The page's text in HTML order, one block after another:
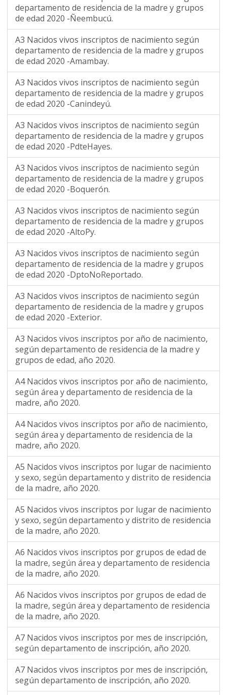
departamento de residencia de la madre y grupos
de edad 2020 -Ñeembucú.
A3 Nacidos vivos inscriptos de nacimiento según
departamento de residencia de la madre y grupos
de edad 2020 -Amambay.
A3 Nacidos vivos inscriptos de nacimiento según
departamento de residencia de la madre y grupos
de edad 2020 -Canindeyú.
A3 Nacidos vivos inscriptos de nacimiento según
departamento de residencia de la madre y grupos
de edad 2020 -PdteHayes.
A3 Nacidos vivos inscriptos de nacimiento según
departamento de residencia de la madre y grupos
de edad 2020 -Boquerón.
A3 Nacidos vivos inscriptos de nacimiento según
departamento de residencia de la madre y grupos
de edad 2020 -AltoPy.
A3 Nacidos vivos inscriptos de nacimiento según
departamento de residencia de la madre y grupos
de edad 2020 -DptoNoReportado.
A3 Nacidos vivos inscriptos de nacimiento según
departamento de residencia de la madre y grupos
de edad 2020 -Exterior.
A3 Nacidos vivos inscriptos por año de nacimiento,
según departamento de residencia de la madre y
grupos de edad, año 2020.
A4 Nacidos vivos inscriptos por año de nacimiento,
según área y departamento de residencia de la
madre, año 2020.
A4 Nacidos vivos inscriptos por año de nacimiento,
según área y departamento de residencia de la
madre, año 2020.
A5 Nacidos vivos inscriptos por lugar de nacimiento
y sexo, según departamento y distrito de residencia
de la madre, año 2020.
A5 Nacidos vivos inscriptos por lugar de nacimiento
y sexo, según departamento y distrito de residencia
de la madre, año 2020.
A6 Nacidos vivos inscriptos por grupos de edad de
la madre, según área y departamento de residencia
de la madre, año 2020.
A6 Nacidos vivos inscriptos por grupos de edad de
la madre, según área y departamento de residencia
de la madre, año 2020.
A7 Nacidos vivos inscriptos por mes de inscripción,
según departamento de inscripción, año 2020.
A7 Nacidos vivos inscriptos por mes de inscripción,
según departamento de inscripción, año 2020.